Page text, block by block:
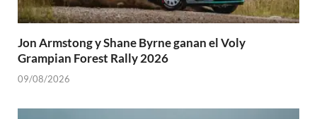
Jon Armstong y Shane Byrne ganan el Voly
Grampian Forest Rally 2026
09/08/2026